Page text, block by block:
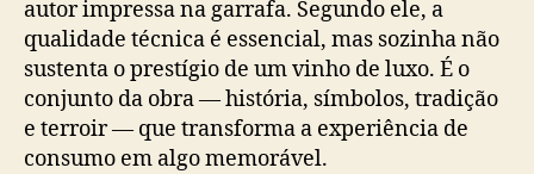
autor impressa na garrafa. Segundo ele, a
qualidade técnica é essencial, mas sozinha não
sustenta o prestígio de um vinho de luxo. É o
conjunto da obra — história, símbolos, tradição
e terroir — que transforma a experiência de
consumo em algo memorável.